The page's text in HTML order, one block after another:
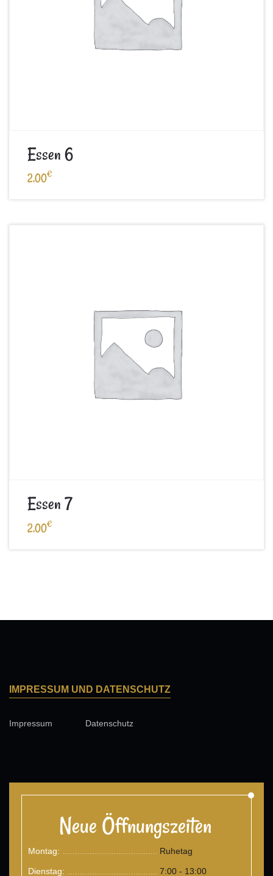
Essen 6
2,00€
Essen 7
2,00€
IMPRESSUM UND DATENSCHUTZ
Impressum Datenschutz
Neue Öffnungszeiten
Montag: Ruhetag
Dienstag: .......................................7:00 - 13:00